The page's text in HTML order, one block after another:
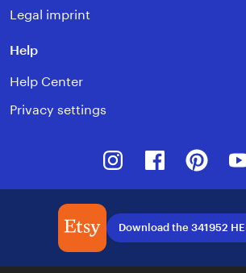
Legal imprint
Help
Help Center
Privacy settings
InstagramFacebook
Download the 341952